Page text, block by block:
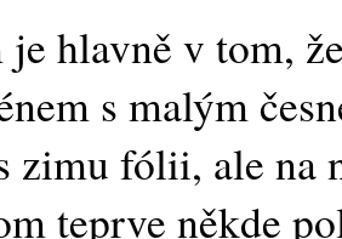
hlavně v tom,
s malým
zimu fólii, ale
teprve někde